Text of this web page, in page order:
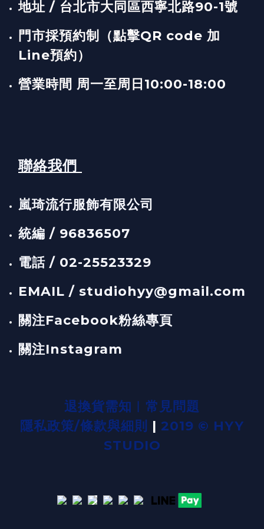
地址 / 台北市大同區西寧北路90-1號
門市採預約制（點擊QR code 加
Line預約）
營業時間 周一至周日10:00-18:00
聯絡我們
嵐琦流行服飾有限公司
統編 / 96836507
電話 / 02-25523329
EMAIL / studiohyy@gmail.com
關注Facebook粉絲專頁
關注Instagram
退換貨需知 ︱ 常見問題
隱私政策/條款與細則 | 2019 © HYY
STUDIO